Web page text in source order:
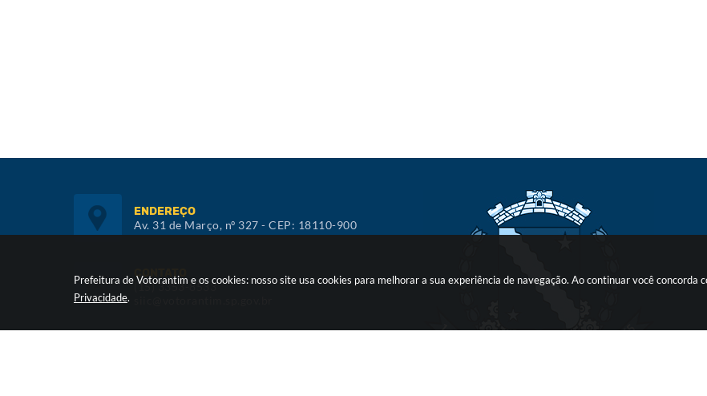
Prefeitura de Votorantim e os cookies: nosso site usa cookies para melhorar a sua experiência de navegação. Ao continuar você concorda
Privacidade.
ENDEREÇO
Av. 31 de Março, nº 327 - CEP: 18110-900
CONTATO
(15) 3353-8533